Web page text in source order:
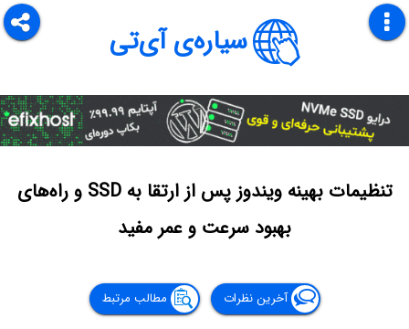
سیاره‌ی آی‌تی
تنظیمات بهینه ویندوز پس از ارتقا به SSD و راه‌های
بهبود سرعت و عمر مفید
آخرین نظرات مطالب مرتبط